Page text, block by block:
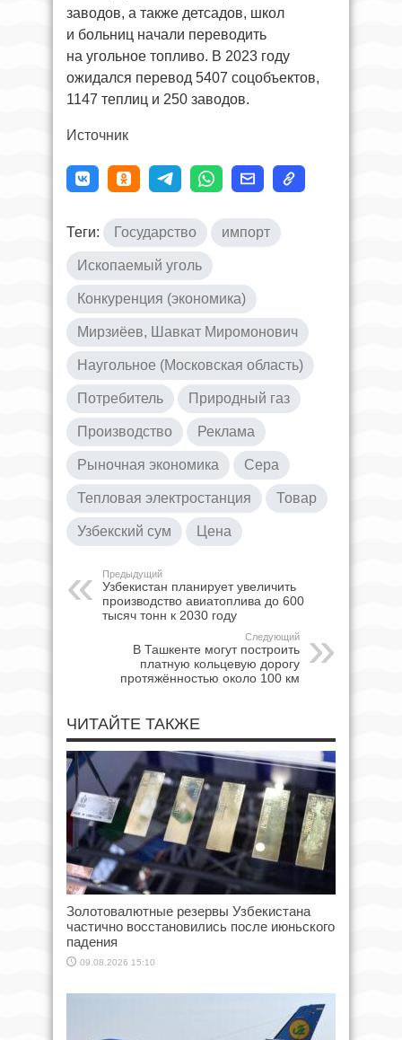
заводов, а также детсадов, школ
и больниц начали переводить
на угольное топливо. В 2023 году
ожидался перевод 5407 соцобъектов,
1147 теплиц и 250 заводов.
Источник
Теги: Государство импорт
Ископаемый уголь
Конкуренция (экономика)
Мирзиёев, Шавкат Миромонович
Наугольное (Московская область)
Потребитель Природный газ
Производство Реклама
Рыночная экономика Сера
Тепловая электростанция Товар
Узбекский сум Цена
Предыдущий
Узбекистан планирует увеличить
производство авиатоплива до 600
тысяч тонн к 2030 году
Следующий
В Ташкенте могут построить
платную кольцевую дорогу
протяжённостью около 100 км
ЧИТАЙТЕ ТАКЖЕ
Золотовалютные резервы Узбекистана
частично восстановились после июньского
падения
09.08.2026 15:10